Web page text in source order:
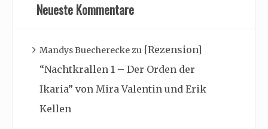
Neueste Kommentare
Mandys Buechereckezu [Rezension]
“Nachtkrallen 1 – Der Orden der
Ikaria” von Mira Valentin und Erik
Kellen